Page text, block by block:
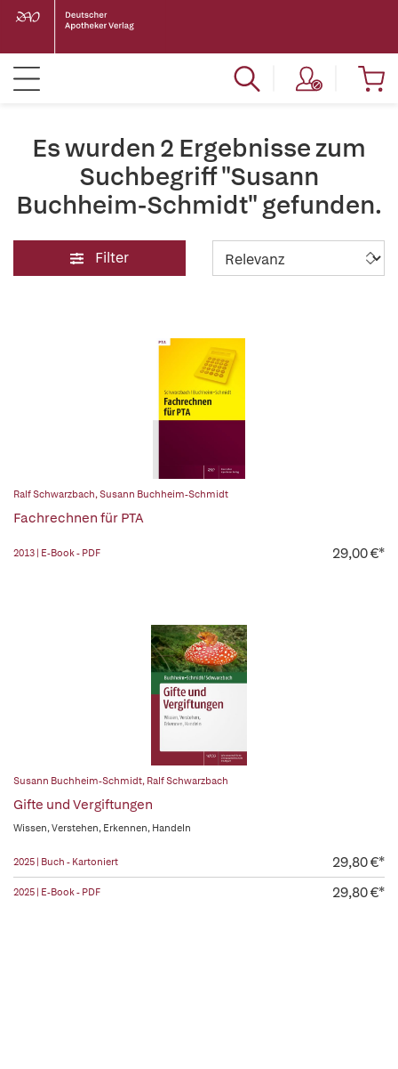
Es wurden 2 Ergebnisse zum
Suchbegriff "Susann
Buchheim-Schmidt" gefunden.
Filter
Ralf Schwarzbach,Susann Buchheim-Schmidt
Fachrechnen für PTA
2013 | E-Book - PDF 29,00 €*
Susann Buchheim-Schmidt, Ralf Schwarzbach
Gifte und Vergiftungen
Wissen, Verstehen, Erkennen, Handeln
2025 | Buch - Kartoniert 29,80 €*
2025 | E-Book - PDF 29,80 €*